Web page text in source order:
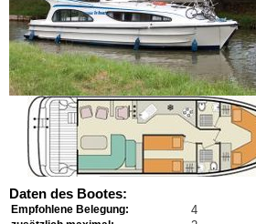
Daten des Bootes:
Empfohlene Belegung: 4